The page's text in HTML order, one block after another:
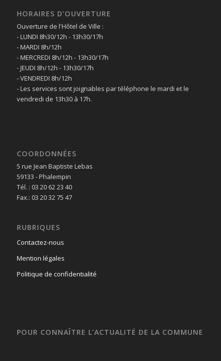
HORAIRES D’OUVERTURE
Ouverture de l'Hôtel de Ville :
- LUNDI 8h30/12h - 13h30/17h
- MARDI 8h/12h
- MERCREDI 8h/12h - 13h30/17h
- JEUDI 8h/12h - 13h30/17h
- VENDREDI 8h/12h
- Les services sont joignables par téléphone le mardi et le
vendredi de 13h30 à 17h.
COORDONNÉES
5 rue Jean Baptiste Lebas
59133 - Phalempin
Tél. : 03 20 62 23 40
Fax.: 03 20 32 75 47
RUBRIQUES
Contactez-nous
Mention légales
Politique de confidentialité
POUR CONNAÎTRE L’ACTUALITÉ DE LA COMMUNE